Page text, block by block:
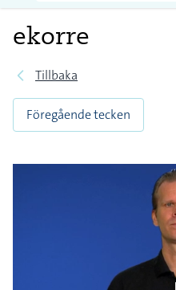
ekorre
Tillbaka
Föregående tecken